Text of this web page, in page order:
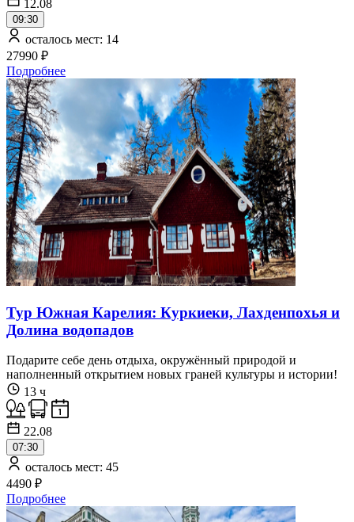
12.08
09:30
осталось мест: 14
27990 ₽
Подробнее
Тур Южная Карелия: Куркиеки, Лахденпохья и
Долина водопадов
Подарите себе день отдыха, окружённый природой и
наполненный открытием новых граней культуры и истории!
13 ч
22.08
07:30
осталось мест: 45
4490 ₽
Подробнее